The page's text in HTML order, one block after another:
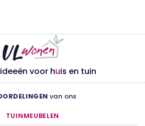
voor huis en tuin
van ons
TUINMEUBELEN